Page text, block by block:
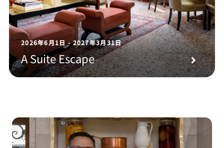
2026年6月1日 - 2027年3月31日
A Suite Escape